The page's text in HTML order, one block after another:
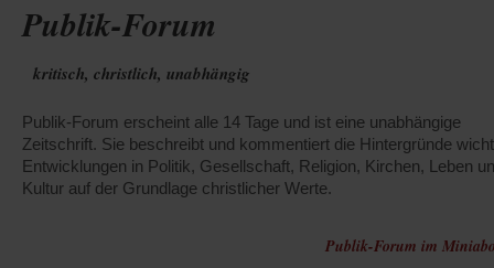
EXTRA
Edition
Newsletter
Veranstaltungen
Leserinitiative Publik-Forum e.V.
in
einem
neuen
Tab)
in
einem
neuen
Gleichberechtigung
Künstliche Intelligenz(Öffnet
in
einem
Was gibt
Krieg und Frieden (Öffnet
in
Gott neu denken Krieg in der Ukraine
Flucht und Migration
Video-Podcast »Veranstaltungen«
Publik-Forum
kritisch, christlich, unabhängig
Publik-Forum erscheint alle 14 Tage und ist eine unabhängige
Zeitschrift. Sie beschreibt und kommentiert die Hintergründe
Entwicklungen in Politik, Gesellschaft, Religion, Kirchen, Leben
Kultur auf der Grundlage christlicher Werte.
Publik-Forum im